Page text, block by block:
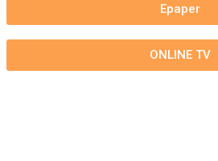
Epaper
ONLINE TV